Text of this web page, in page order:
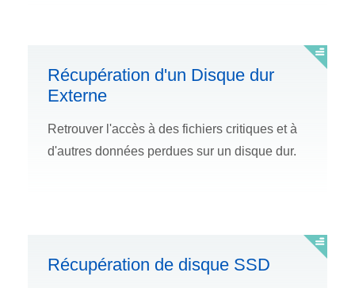
Récupération d'un Disque dur
Externe
Retrouver l'accès à des fichiers critiques et à
d'autres données perdues sur un disque dur.
Récupération de disque SSD